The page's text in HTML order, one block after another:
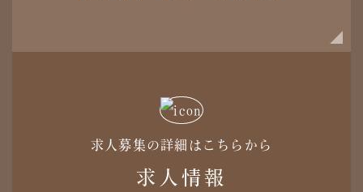
求人募集の詳細はこちらから
求人情報